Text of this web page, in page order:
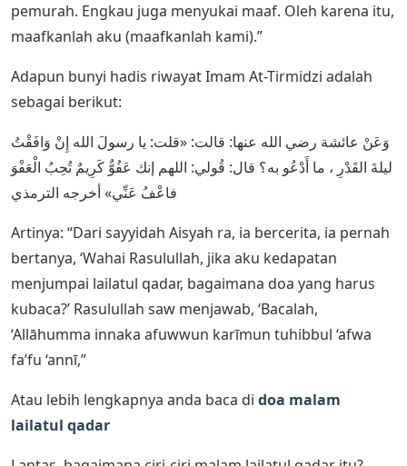
pemurah. Engkau juga menyukai maaf. Oleh karena itu,
maafkanlah aku (maafkanlah kami).”
Adapun bunyi hadis riwayat Imam At-Tirmidzi adalah
sebagai berikut:
وَعَنْ عائشة رضي الله عنها: قالت: «قلت: يا رسولَ الله إِنْ وَافَقْتُ
ليلةَ القَدْرِ ، ما أَدْعُو به؟ قال: قُولي: اللهم إنك عَفُوٌّ كَرِيمٌ تُحِبُ الْعَفْوَ
فاعْفُ عَنِّي» أخرجه الترمذي
Artinya: “Dari sayyidah Aisyah ra, ia bercerita, ia pernah
bertanya, ‘Wahai Rasulullah, jika aku kedapatan
menjumpai lailatul qadar, bagaimana doa yang harus
kubaca?’ Rasulullah saw menjawab, ‘Bacalah,
‘Allāhumma innaka afuwwun karīmun tuhibbul ‘afwa
fa’fu ‘annī,”
Atau lebih lengkapnya anda baca di doa malam
lailatul qadar